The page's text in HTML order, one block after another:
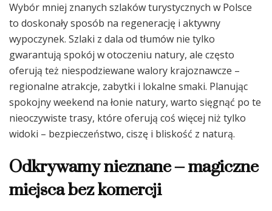
Wybór mniej znanych szlaków turystycznych w Polsce
to doskonały sposób na regenerację i aktywny
wypoczynek. Szlaki z dala od tłumów nie tylko
gwarantują spokój w otoczeniu natury, ale często
oferują też niespodziewane walory krajoznawcze –
regionalne atrakcje, zabytki i lokalne smaki. Planując
spokojny weekend na łonie natury, warto sięgnąć po te
nieoczywiste trasy, które oferują coś więcej niż tylko
widoki – bezpieczeństwo, ciszę i bliskość z naturą.
Odkrywamy nieznane – magiczne
miejsca bez komercji